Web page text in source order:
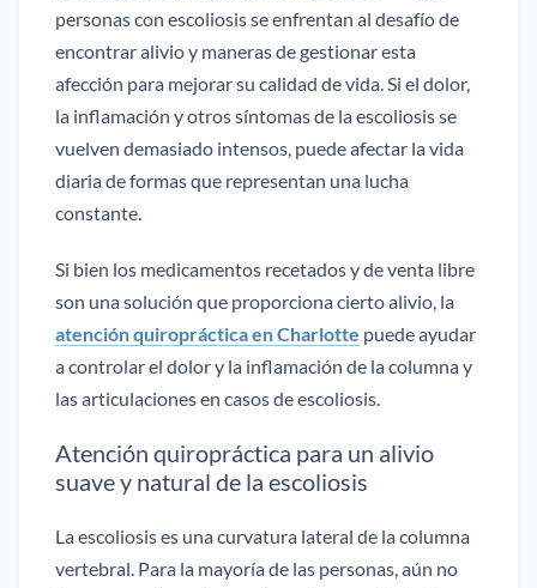
personas con escoliosis se enfrentan al desafío de
encontrar alivio y maneras de gestionar esta
afección para mejorar su calidad de vida. Si el dolor,
la inflamación y otros síntomas de la escoliosis se
vuelven demasiado intensos, puede afectar la vida
diaria de formas que representan una lucha
constante.
Si bien los medicamentos recetados y de venta libre
son una solución que proporciona cierto alivio, la
atención quiropráctica en Charlotte puede ayudar
a controlar el dolor y la inflamación de la columna y
las articulaciones en casos de escoliosis.
Atención quiropráctica para un alivio
suave y natural de la escoliosis
La escoliosis es una curvatura lateral de la columna
vertebral. Para la mayoría de las personas, aún no